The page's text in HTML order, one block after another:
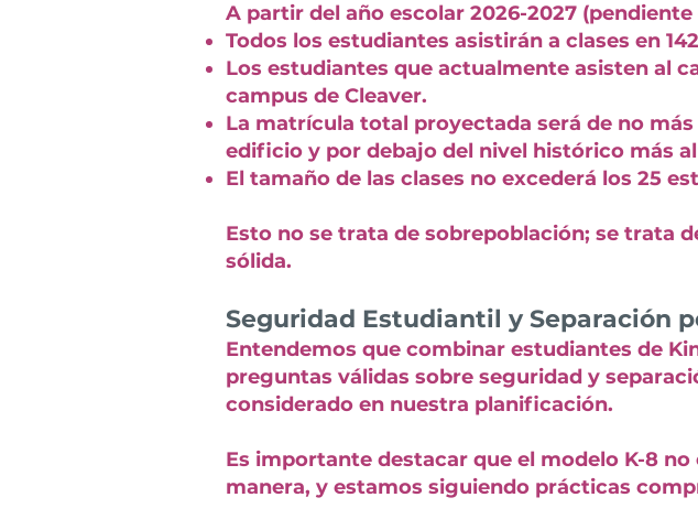
A partir del año escolar 2026-2027 (pendiente
Todos los estudiantes asistirán a clases en
Los estudiantes que actualmente asisten al
campus de Cleaver.
La matrícula total proyectada será de no
edificio y por debajo del nivel histórico más
El tamaño de las clases no excederá los 25
Esto no se trata de sobrepoblación; se trata
sólida.
Seguridad Estudiantil y Separación
Entendemos que combinar estudiantes de
preguntas válidas sobre seguridad y
considerado en nuestra planificación.
Es importante destacar que el modelo K-8
manera, y estamos siguiendo prácticas